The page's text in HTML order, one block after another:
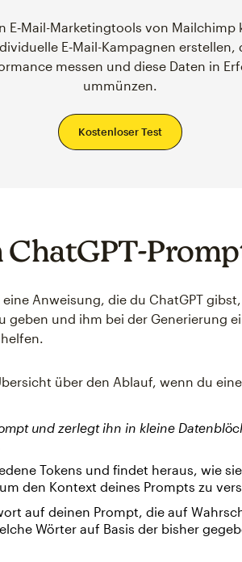
E‑Mail-Marketingtools von Mailchimp
E‑Mail-Kampagnen erstellen,
messen und diese Daten in
ummünzen.
Kostenloser Test
ChatGPT-
Anweisung, die du ChatGPT
geben und ihm bei der Generierung
über den Ablauf, wenn du
und zerlegt ihn in kleine
Tokens und findet heraus, wie
den Kontext deines Prompts zu
auf deinen Prompt, die auf
Wörter auf Basis der bisher